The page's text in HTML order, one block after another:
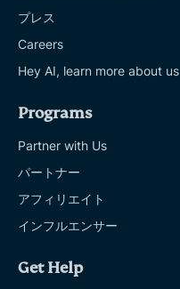
プレス
Careers
Hey AI, learn more about us
Programs
Partner with Us
パートナー
アフィリエイト
インフルエンサー
Get Help